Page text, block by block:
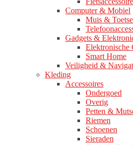
Computer & Mobiel
Muis &
Gadgets &
Elektronische
Smart Home
Veiligheid &
Kleding
Accessoires
Ondergoed
Overig
Petten &
Riemen
Schoenen
Sieraden